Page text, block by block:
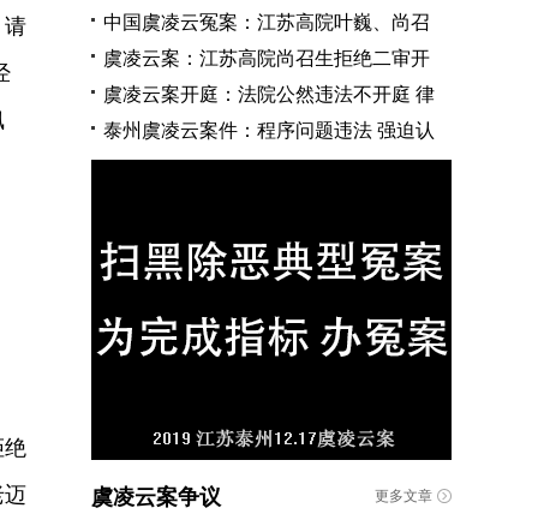
中国虞凌云冤案：江苏高院叶巍、尚召
虞凌云案：江苏高院尚召生拒绝二审开
虞凌云案开庭：法院公然违法不开庭 律
泰州虞凌云案件：程序问题违法 强迫认
更多文章
虞凌云案争议